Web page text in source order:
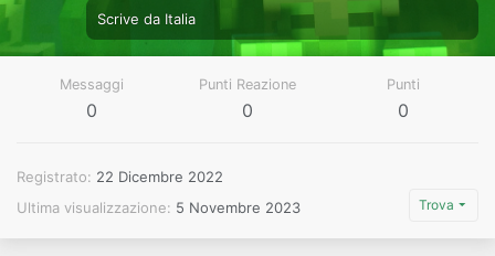
Scrive da Italia
Messaggi
0
Punti Reazione
0
Punti
0
Registrato
22 Dicembre 2022
Ultima visualizzazione
5 Novembre 2023 Trova